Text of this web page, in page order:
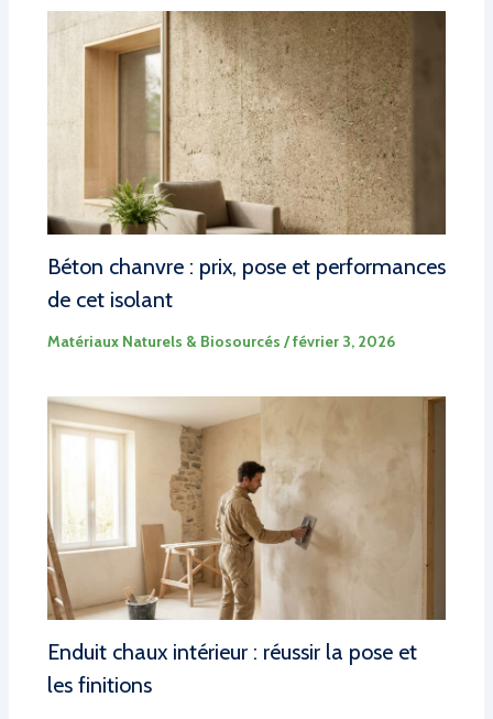
Béton chanvre : prix, pose et performances
de cet isolant
Matériaux Naturels & Biosourcés /février 3, 2026
Enduit chaux intérieur : réussir la pose et
les finitions